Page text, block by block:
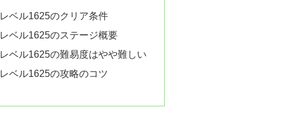
レベル1625のクリア条件
レベル1625のステージ概要
レベル1625の難易度はやや難しい
レベル1625の攻略のコツ